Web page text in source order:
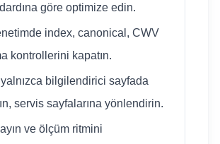
göre optimize edin.
index, canonical, CWV
kontrollerini kapatın.
bilgilendirici sayfada
servis sayfalarına yönlendirin.
ve ölçüm ritmini